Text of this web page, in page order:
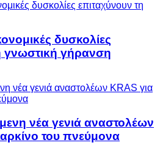
δυσκολίες
γνωστική γήρανση
νέα γενιά αναστολέων
του πνεύμονα